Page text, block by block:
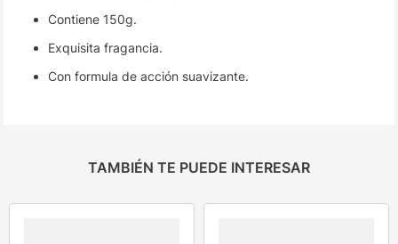
Contiene 150g.
Exquisita fragancia.
Con formula de acción suavizante.
TAMBIÉN TE PUEDE INTERESAR